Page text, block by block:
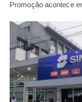
Promoção acontece